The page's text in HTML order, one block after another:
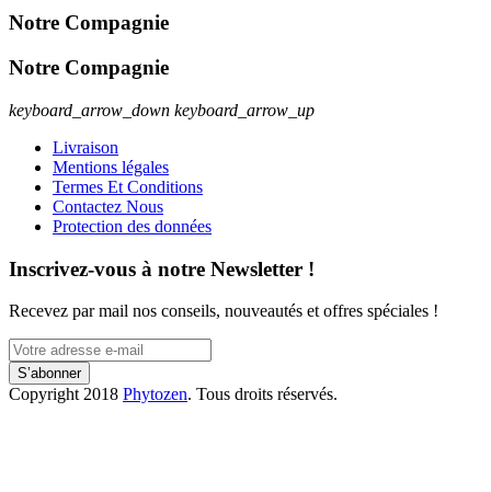
Notre Compagnie
Notre Compagnie
keyboard_arrow_down keyboard_arrow_up
Livraison
Mentions légales
Termes Et Conditions
Contactez Nous
Protection des données
Inscrivez-vous à notre Newsletter !
Recevez par mail nos conseils, nouveautés et offres spéciales !
S’abonner
Copyright 2018 Phytozen. Tous droits réservés.